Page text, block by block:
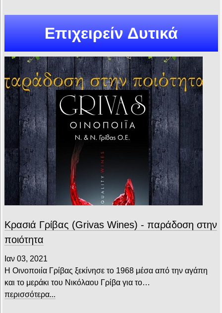
Επιχειρείν Δυτικά
Κρασιά Γρίβας (Grivas Wines) - παράδοση στην
ποιότητα
Ιαν 03, 2021
Η Οινοποιία Γρίβας ξεκίνησε το 1968 μέσα από την αγάπη
και το μεράκι του Νικόλαου Γρίβα για το…
περισσότερα...